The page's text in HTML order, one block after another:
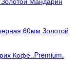
60мм Золотой
Кофе .Premium.